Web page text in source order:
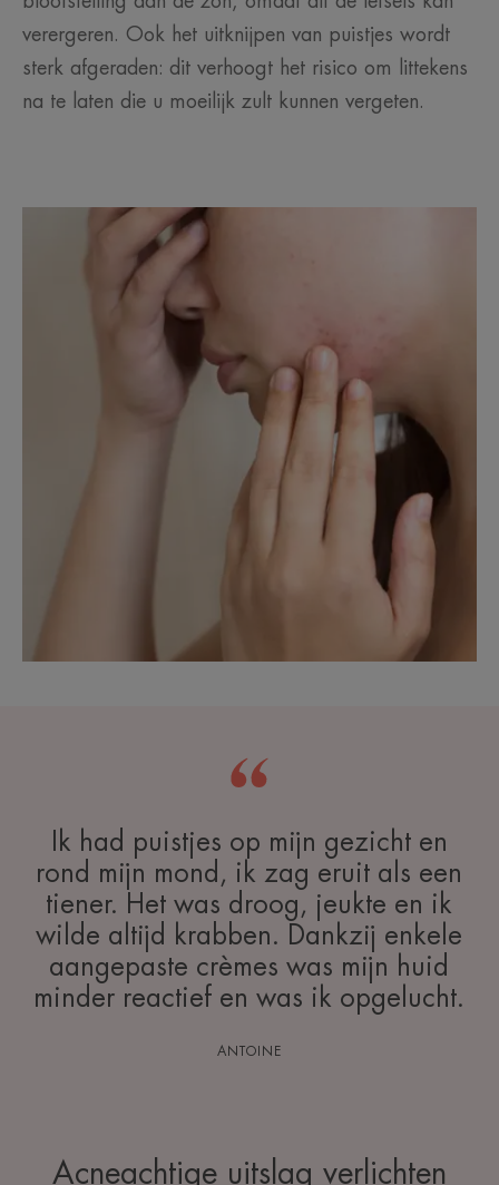
verergeren. Ook het uitknijpen van puistjes wordt
sterk afgeraden: dit verhoogt het risico om littekens
na te laten die u moeilijk zult kunnen vergeten.
Ik had puistjes op mijn gezicht en
rond mijn mond, ik zag eruit als een
tiener. Het was droog, jeukte en ik
wilde altijd krabben. Dankzij enkele
aangepaste crèmes was mijn huid
minder reactief en was ik opgelucht.
ANTOINE
Acneachtige uitslag verlichten